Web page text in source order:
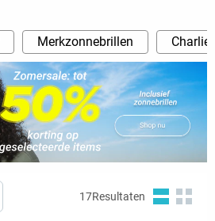
Merkzonnebrillen Charlie
17Resultaten